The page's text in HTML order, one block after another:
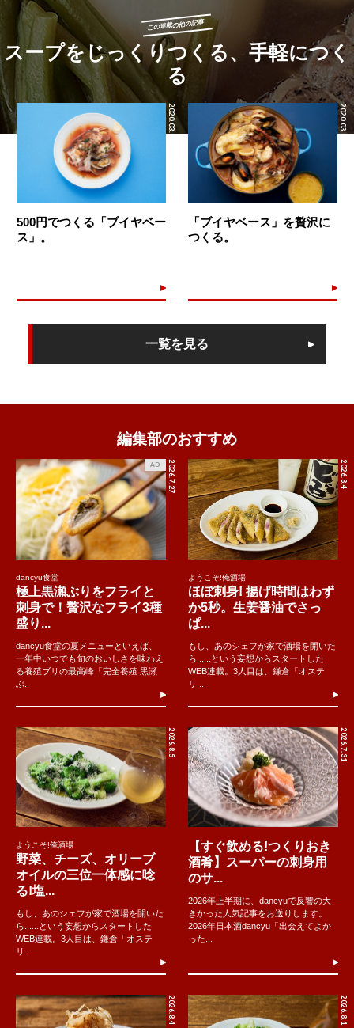
この連載の他の記事
スープをじっくりつくる、手軽につく
る
2020.03.07
500円でつくる「ブイヤベー
ス」。
2020.03.06
「ブイヤベース」を贅沢に
つくる。
一覧を見る
編集部のおすすめ
2026.7.27
AD
dancyu食堂
極上黒瀬ぶりをフライと
刺身で！贅沢なフライ3種
盛り...
dancyu食堂の夏メニューといえば、
一年中いつでも旬のおいしさを味わえ
る養殖ブリの最高峰「完全養殖 黒瀬
ぶ..
2026.8.4
ようこそ!俺酒場
ほぼ刺身! 揚げ時間はわず
か5秒。生姜醤油でさっ
ぱ...
もし、あのシェフが家で酒場を開いた
ら......という妄想からスタートした
WEB連載。3人目は、鎌倉「オステ
リ...
2026.8.5
ようこそ!俺酒場
野菜、チーズ、オリーブ
オイルの三位一体感に唸
る!塩...
もし、あのシェフが家で酒場を開いた
ら......という妄想からスタートした
WEB連載。3人目は、鎌倉「オステ
リ...
2026.7.31
【すぐ飲める!つくりおき
酒肴】スーパーの刺身用
のサ...
2026年上半期に、dancyuで反響の大
きかった人気記事をお送りします。
2026年日本酒dancyu「出会えてよか
った...
2026.8.4 2026.8.1